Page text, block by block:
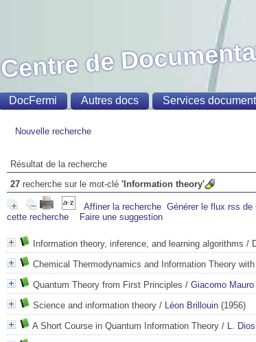
Nouvelle recherche
Résultat de la recherche
27 recherche sur le mot-clé 'Information theory'
Affiner la recherche Générer le flux rss de
cette recherche
Faire une suggestion
Information theory, inference, and learning algorithms /
Chemical Thermodynamics and Information Theory
Quantum Theory from First Principles / Giacomo Mauro
Science and information theory / Léon Brillouin (1956)
A Short Course in Quantum Information Theory / L. Diosi
Centre de
DocFermi Autres docs Services